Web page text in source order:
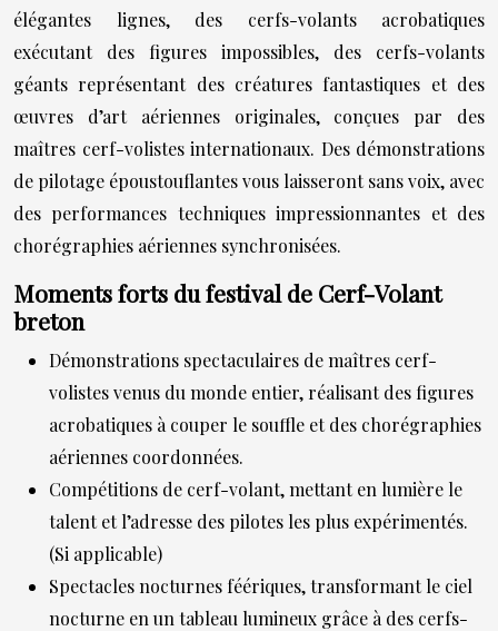
élégantes lignes, des cerfs-volants acrobatiques
exécutant des figures impossibles, des cerfs-volants
géants représentant des créatures fantastiques et des
œuvres d’art aériennes originales, conçues par des
maîtres cerf-volistes internationaux. Des démonstrations
de pilotage époustouflantes vous laisseront sans voix, avec
des performances techniques impressionnantes et des
chorégraphies aériennes synchronisées.
Moments forts du festival de Cerf-Volant
breton
Démonstrations spectaculaires de maîtres cerf-
volistes venus du monde entier, réalisant des figures
acrobatiques à couper le souffle et des chorégraphies
aériennes coordonnées.
Compétitions de cerf-volant, mettant en lumière le
talent et l’adresse des pilotes les plus expérimentés.
(Si applicable)
Spectacles nocturnes féériques, transformant le ciel
nocturne en un tableau lumineux grâce à des cerfs-